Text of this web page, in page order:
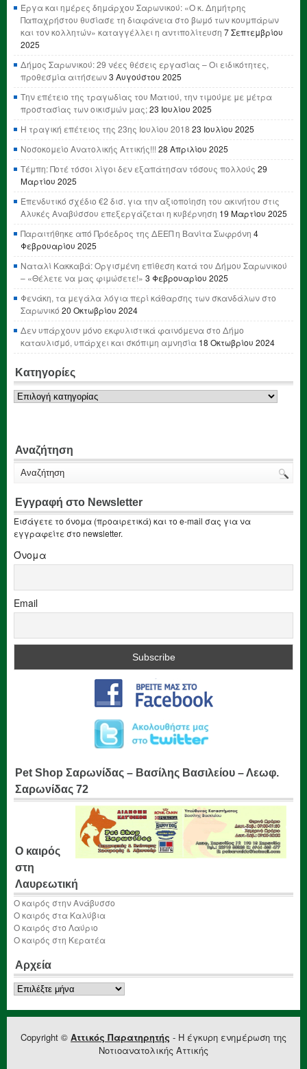
Έργα και ημέρες δημάρχου Σαρωνικού: «Ο κ. Δημήτρης
Παπαχρήστου θυσίασε τη διαφάνεια στο βωμό των κουμπάρων
και τον κολλητών» καταγγέλλει η αντιπολίτευση 7 Σεπτεμβρίου
2025
Δήμος Σαρωνικού: 29 νέες θέσεις εργασίας – Οι ειδικότητες,
προθεσμία αιτήσεων3 Αυγούστου 2025
Την επέτειο της τραγωδίας του Ματιού, την τιμούμε με μέτρα
προστασίας των οικισμών μας;23 Ιουλίου 2025
Η τραγική επέτειος της 23ης Ιουλίου 2018 23 Ιουλίου 2025
Νοσοκομείο Ανατολικής Αττικής!!! 28 Απριλίου 2025
Τέμπη: Ποτέ τόσοι λίγοι δεν εξαπάτησαν τόσους πολλούς 29
Μαρτίου 2025
Επενδυτικό σχέδιο €2 δισ. για την αξιοποίηση του ακινήτου στις
Αλυκές Αναβύσσου επεξεργάζεται η κυβέρνηση 19 Μαρτίου 2025
Παραιτήθηκε από Πρόεδρος της ΔΕΕΠ η Βανίτα Σωφρόνη 4
Φεβρουαρίου 2025
Ναταλί Κακκαβά: Οργισμένη επίθεση κατά του Δήμου Σαρωνικού
– «Θέλετε να μας φιμώσετε!» 3 Φεβρουαρίου 2025
Φενάκη, τα μεγάλα λόγια περί κάθαρσης των σκανδάλων στο
Σαρωνικό 20 Οκτωβρίου 2024
Δεν υπάρχουν μόνο εκφυλιστικά φαινόμενα στο Δήμο
καταυλισμό, υπάρχει και σκόπιμη αμνησία 18 Οκτωβρίου 2024
Κατηγορίες
Κατηγορίες
Αναζήτηση
Εγγραφή στο Newsletter
Εισάγετε το όνομα (προαιρετικά) και το e-mail σας για να
εγγραφείτε στο newsletter.
Όνομα
Email
Pet Shop Σαρωνίδας – Βασίλης Βασιλείου – Λεωφ.
Σαρωνίδας 72
Ο καιρός
στη
Λαυρεωτική
Ο καιρός στην Ανάβυσσο
Ο καιρός στα Καλύβια
Ο καιρός στο Λαύριο
Ο καιρός στη Κερατέα
Αρχεία
Αρχεία
Copyright © Αττικός Παρατηρητής - Η έγκυρη ενημέρωση της
Νοτιοανατολικής Αττικής